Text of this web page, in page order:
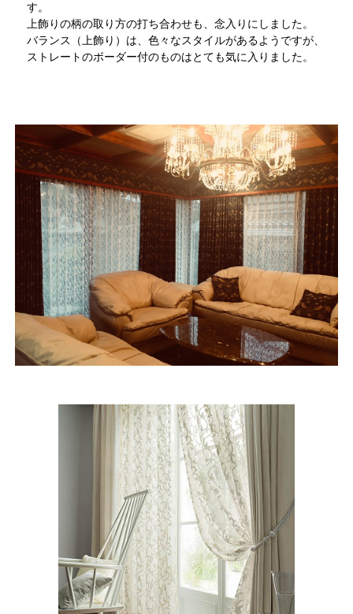
す。
上飾りの柄の取り方の打ち合わせも、念入りにしました。
バランス（上飾り）は、色々なスタイルがあるようですが、
ストレートのボーダー付のものはとても気に入りました。